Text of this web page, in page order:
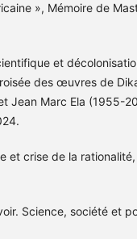
», Mémoire de
et
des œuvres de
Jean Marc Ela (1955-
et crise de la
Science, société et